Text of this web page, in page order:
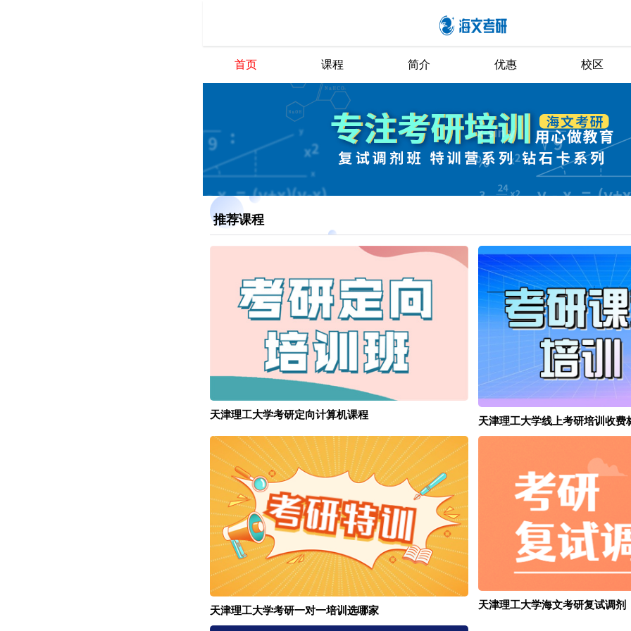
首页 课程 简介 优惠 校区
推荐课程
天津理工大学考研定向计算机课程
天津理工大学线上考研培训收费
天津理工大学考研一对一培训选哪家
天津理工大学海文考研复试调剂